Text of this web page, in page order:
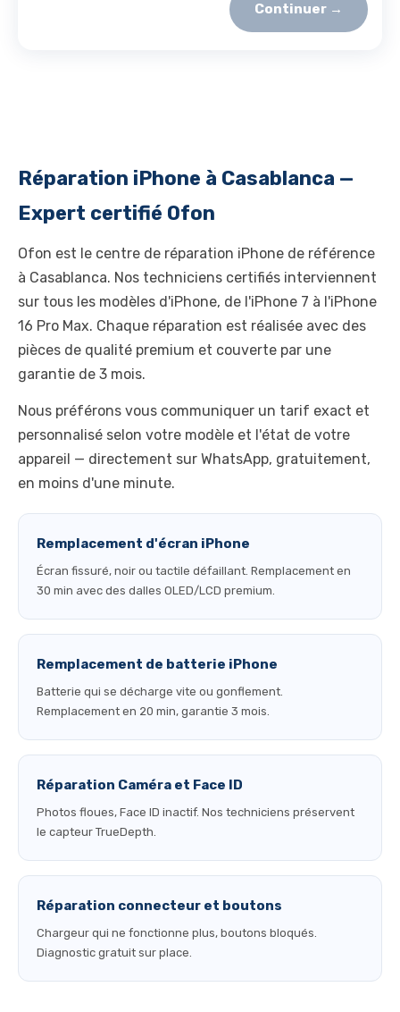
iPhone 16 Pro Max
Continuer →
Réparation iPhone à Casablanca —
Expert certifié Ofon
Ofon est le centre de réparation iPhone de référence
à Casablanca. Nos techniciens certifiés interviennent
sur tous les modèles d'iPhone, de l'iPhone 7 à l'iPhone
16 Pro Max. Chaque réparation est réalisée avec des
pièces de qualité premium et couverte par une
garantie de 3 mois.
Nous préférons vous communiquer un tarif exact et
personnalisé selon votre modèle et l'état de votre
appareil — directement sur WhatsApp, gratuitement,
en moins d'une minute.
Remplacement d'écran iPhone
Écran fissuré, noir ou tactile défaillant. Remplacement en
30 min avec des dalles OLED/LCD premium.
Remplacement de batterie iPhone
Batterie qui se décharge vite ou gonflement.
Remplacement en 20 min, garantie 3 mois.
Réparation Caméra et Face ID
Photos floues, Face ID inactif. Nos techniciens préservent
le capteur TrueDepth.
Réparation connecteur et boutons
Chargeur qui ne fonctionne plus, boutons bloqués.
Diagnostic gratuit sur place.